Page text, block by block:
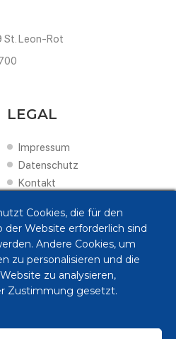
St. Leon-Rot
LEGAL
Impressum
Datenschutz
Kontakt
Cookies, die für den
Website erforderlich sind
Andere Cookies, um
zu personalisieren und die
zu analysieren,
Zustimmung gesetzt.